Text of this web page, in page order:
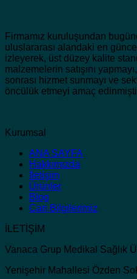
Firmamız kuruluşundan
uluslararası alandaki en
izleyerek, üst düzey kalite
malzemelerin satışını
sonrası hizmet sunmayı ve
öncülük etmeyi amaç
Kurumsal
ANA SAYFA
Hakkımızda
İletişim
Ürünler
Blog
Cari Bilgilerimiz
İLETİŞİM
Vanaca Grup Medikal Sağlık
Yenişehir Mahallesi Özden